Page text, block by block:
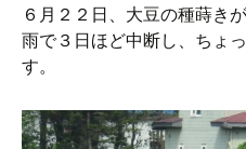
動
６月２２日、大豆の種蒔き
雨で３日ほど中断し、ちょ
す。